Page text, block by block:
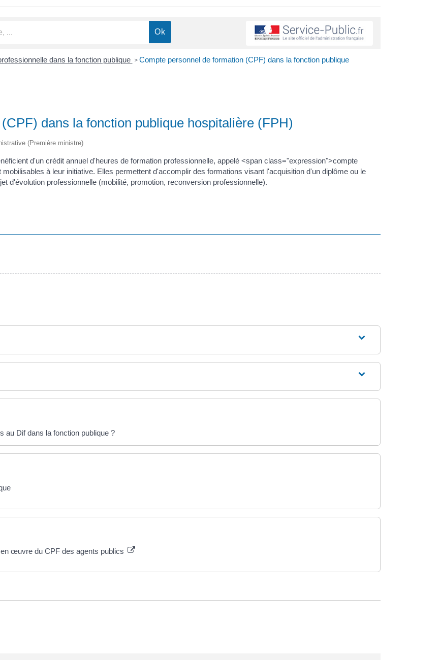
dans la fonction publique > Compte personnel de formation (CPF) dans la fonction publique
dans la fonction publique hospitalière (FPH)
(Première ministre)
d'un crédit annuel d'heures de formation professionnelle, appelé <span class="expression">compte
à leur initiative. Elles permettent d'accomplir des formations visant l'acquisition d'un diplôme ou le
d'évolution professionnelle (mobilité, promotion, reconversion professionnelle).
au Dif dans la fonction publique ?
œuvre du CPF des agents publics